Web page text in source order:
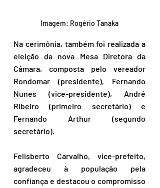
Imagem: Rogério Tanaka
Na cerimônia, também foi realizada a
eleição da nova Mesa Diretora da
Câmara, composta pelo vereador
Rondomar (presidente), Fernando
Nunes (vice-presidente), André
Ribeiro (primeiro secretário) e
Fernando Arthur (segundo
secretário).
Felisberto Carvalho, vice-prefeito,
agradeceu à população pela
confiança e destacou o compromisso